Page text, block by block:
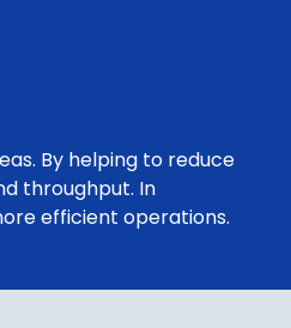
By helping to reduce
throughput. In
efficient operations.